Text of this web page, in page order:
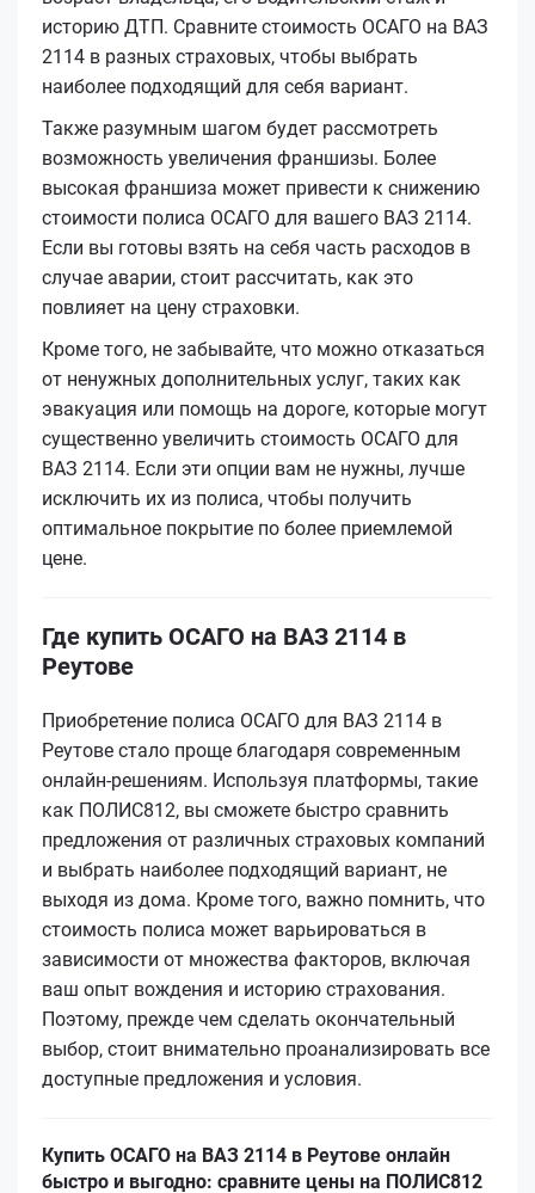
историю ДТП. Сравните стоимость ОСАГО на ВАЗ
2114 в разных страховых, чтобы выбрать
наиболее подходящий для себя вариант.
Также разумным шагом будет рассмотреть
возможность увеличения франшизы. Более
высокая франшиза может привести к снижению
стоимости полиса ОСАГО для вашего ВАЗ 2114.
Если вы готовы взять на себя часть расходов в
случае аварии, стоит рассчитать, как это
повлияет на цену страховки.
Кроме того, не забывайте, что можно отказаться
от ненужных дополнительных услуг, таких как
эвакуация или помощь на дороге, которые могут
существенно увеличить стоимость ОСАГО для
ВАЗ 2114. Если эти опции вам не нужны, лучше
исключить их из полиса, чтобы получить
оптимальное покрытие по более приемлемой
цене.
Где купить ОСАГО на ВАЗ 2114 в
Реутове
Приобретение полиса ОСАГО для ВАЗ 2114 в
Реутове стало проще благодаря современным
онлайн-решениям. Используя платформы, такие
как ПОЛИС812, вы сможете быстро сравнить
предложения от различных страховых компаний
и выбрать наиболее подходящий вариант, не
выходя из дома. Кроме того, важно помнить, что
стоимость полиса может варьироваться в
зависимости от множества факторов, включая
ваш опыт вождения и историю страхования.
Поэтому, прежде чем сделать окончательный
выбор, стоит внимательно проанализировать все
доступные предложения и условия.
Купить ОСАГО на ВАЗ 2114 в Реутове онлайн
быстро и выгодно: сравните цены на ПОЛИС812